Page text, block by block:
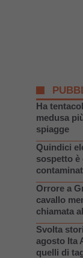
Ha
medusa
spiagge
Quindici
sospetto
Orrore a
cavallo
chiamata
Svolta
agosto Ita
quelli di